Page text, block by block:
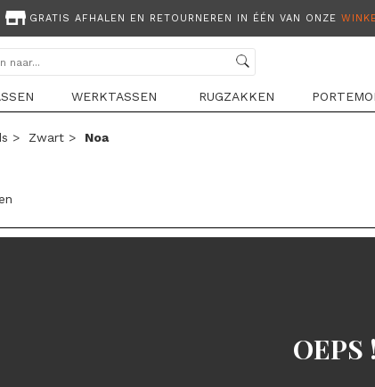
GRATIS AFHALEN EN RETOURNEREN IN ÉÉN VAN ONZE
WERKTASSEN RUGZAKKEN
> Zwart > Noa
OEPS !